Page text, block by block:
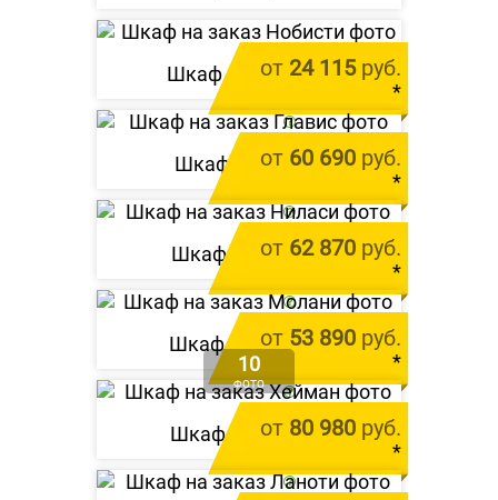
от 24 115руб.
*
цена за 1 м.п.
Шкаф « Нобисти »
от 60 690 руб.
*
цена за 1 м.п.
Шкаф « Главис»
от 62 870 руб.
*
цена за 1 м.п.
Шкаф « Ниласи»
от 53 890 руб.
*
цена за 1 м.п.
Шкаф «Молани »
10
ФОТО
от 80 980 руб.
*
цена за 1 м.п.
Шкаф « Хейман »